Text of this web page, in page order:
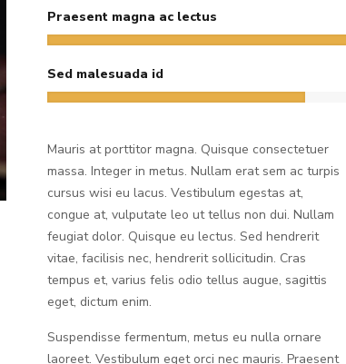
Praesent magna ac lectus
Sed malesuada id
Mauris at porttitor magna. Quisque consectetuer
massa. Integer in metus. Nullam erat sem ac turpis
cursus wisi eu lacus. Vestibulum egestas at,
congue at, vulputate leo ut tellus non dui. Nullam
feugiat dolor. Quisque eu lectus. Sed hendrerit
vitae, facilisis nec, hendrerit sollicitudin. Cras
tempus et, varius felis odio tellus augue, sagittis
eget, dictum enim.
Suspendisse fermentum, metus eu nulla ornare
laoreet. Vestibulum eget orci nec mauris. Praesent